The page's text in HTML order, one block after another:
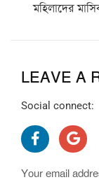
মহিলাদের
LEAVE A
Social connect:
Your email